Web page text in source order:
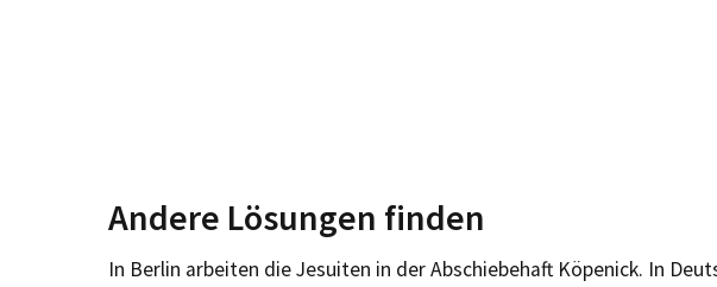
Andere Lösungen finden
In Berlin arbeiten die Jesuiten in der Abschiebehaft Köpenick. In